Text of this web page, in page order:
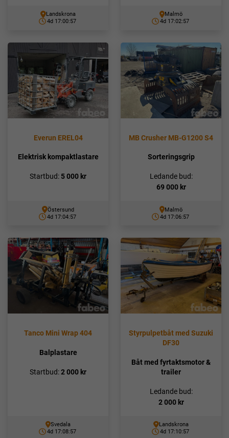
Landskrona
4d 17:00:56
Malmö
4d 17:02:56
Everun EREL04
Elektrisk kompaktlastare
Startbud: 5 000 kr
Östersund
4d 17:04:56
MB Crusher MB-G1200 S4
Sorteringsgrip
Ledande bud:
69 000 kr
Malmö
4d 17:06:56
Tanco Mini Wrap 404
Balplastare
Startbud:2 000 kr
Svedala
4d 17:08:56
Styrpulpetbåt med Suzuki
DF30
Båt med fyrtaktsmotor &
trailer
Ledande bud:
2 000 kr
Landskrona
4d 17:10:56